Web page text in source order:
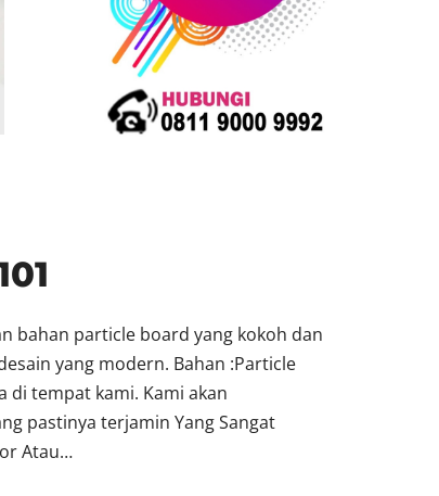
bahan particle board yang kokoh dan
yang modern. Bahan :Particle
di tempat kami. Kami akan
pastinya terjamin Yang Sangat
Atau…